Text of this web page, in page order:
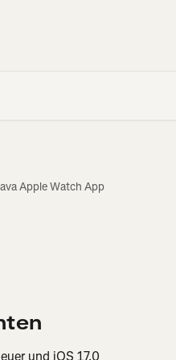
Apple Watch App
und iOS 17.0